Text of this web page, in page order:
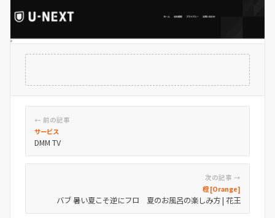
← 前の記事
サービス
DMM TV
次の記事 →
橙 [Orange]
バブ 暑い夏こそ逆にフロ 夏のお風呂の楽しみ方 | 花王